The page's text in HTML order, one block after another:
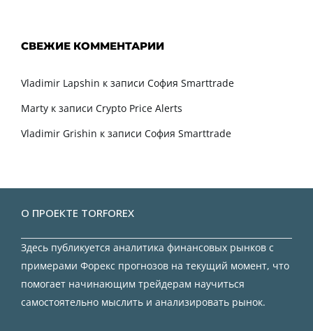
СВЕЖИЕ КОММЕНТАРИИ
Vladimir Lapshin к записи София Smarttrade
Marty к записи Crypto Price Alerts
Vladimir Grishin к записи София Smarttrade
О ПРОЕКТЕ TORFOREX
Здесь публикуется аналитика финансовых рынков с
примерами Форекс прогнозов на текущий момент, что
помогает начинающим трейдерам научиться
самостоятельно мыслить и анализировать рынок.